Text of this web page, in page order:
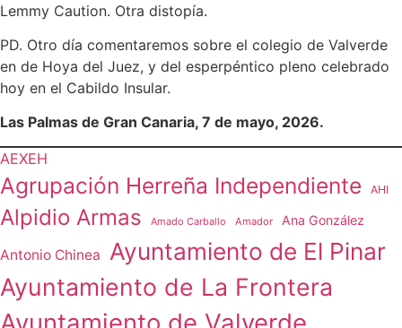
Lemmy Caution. Otra distopía.
PD. Otro día comentaremos sobre el colegio de Valverde
en de Hoya del Juez, y del esperpéntico pleno celebrado
hoy en el Cabildo Insular.
Las Palmas de Gran Canaria, 7 de mayo, 2026.
AEXEH
Agrupación Herreña Independiente AHI
Alpidio Armas Amado Carballo Amador Ana González
Antonio Chinea Ayuntamiento de El Pinar
Ayuntamiento de La Frontera